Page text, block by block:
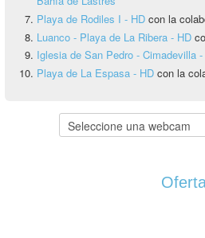
Playa de Rodiles I - HD con la
Luanco - Playa de La Ribera - HD
Iglesia de San Pedro - Cimadevilla
Playa de La Espasa - HD con la